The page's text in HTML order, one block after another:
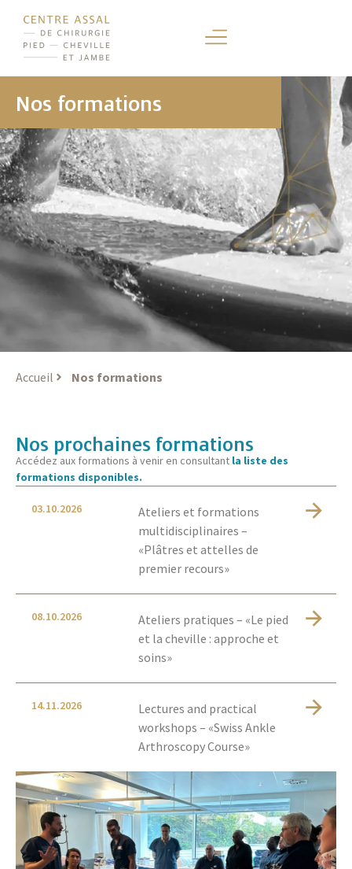
Nos formations
Accueil Nos formations
Nos prochaines formations
Accédez aux formations à venir en consultant la liste des
formations disponibles.
03.10.2026
Ateliers et formations
multidisciplinaires –
«Plâtres et attelles de
premier recours»
08.10.2026
Ateliers pratiques – «Le pied
et la cheville : approche et
soins»
14.11.2026
Lectures and practical
workshops – «Swiss Ankle
Arthroscopy Course»